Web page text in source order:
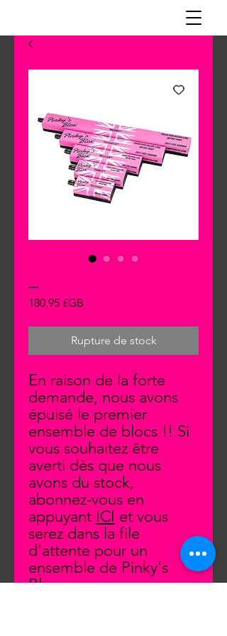
180,95 £GB
Rupture de stock
En raison de la forte
demande, nous avons
épuisé le premier
ensemble de blocs !! Si
vous souhaitez être
averti dès que nous
avons du stock,
abonnez-vous en
appuyant ICI et vous
serez dans la file
d'attente pour un
ensemble de Pinky's
Blox